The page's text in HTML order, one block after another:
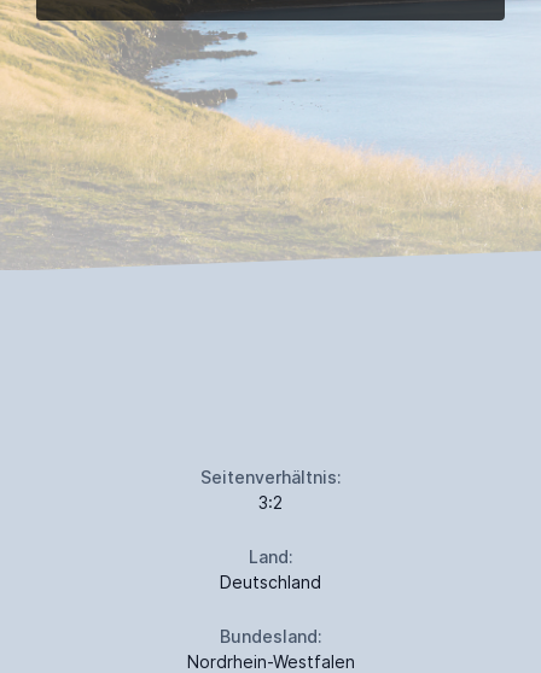
Seitenverhältnis:
3:2
Land:
Deutschland
Bundesland:
Nordrhein-Westfalen